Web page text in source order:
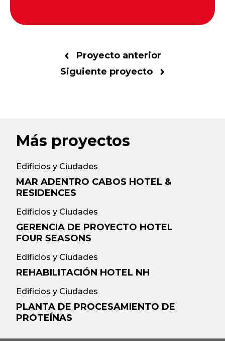
Proyecto anterior
Siguiente proyecto
Más proyectos
Edificios y Ciudades
MAR ADENTRO CABOS HOTEL &
RESIDENCES
Edificios y Ciudades
GERENCIA DE PROYECTO HOTEL
FOUR SEASONS
Edificios y Ciudades
REHABILITACIÓN HOTEL NH
Edificios y Ciudades
PLANTA DE PROCESAMIENTO DE
PROTEÍNAS